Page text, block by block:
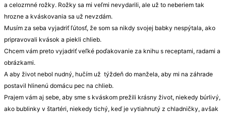
a celozrnné rožky. Rožky sa mi veľmi nevydarili, ale už to neberiem tak
hrozne a kváskovania sa už nevzdám.
Musím za seba vyjadriť ľútosť, že som sa nikdy svojej babky nespýtala, ako
pripravovali kvások a piekli chlieb.
Chcem vám preto vyjadriť veľké poďakovanie za knihu s receptami, radami a
obrázkami.
A aby život nebol nudný, hučím už týždeň do manžela, aby mi na záhrade
postavil hlinenú domácu pec na chlieb.
Prajem vám aj sebe, aby sme s kváskom prežili krásny život, niekedy búrlivý,
ako bublinky v štartéri, niekedy tichý, keď je vytiahnutý z chladničky, avšak